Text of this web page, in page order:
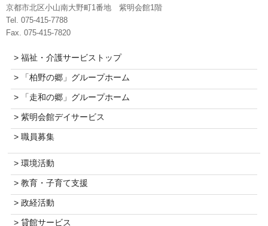
京都市北区小山南大野町1番地 紫明会館1階
Tel. 075-415-7788
Fax. 075-415-7820
> 福祉・介護サービストップ
> 「柏野の郷」グループホーム
> 「走和の郷」グループホーム
> 紫明会館デイサービス
> 職員募集
> 環境活動
> 教育・子育て支援
> 政経活動
> 貸館サービス